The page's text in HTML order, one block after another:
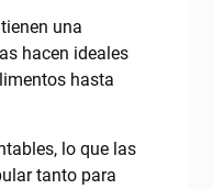
una
hacen ideales
hasta
lo que las
tanto para